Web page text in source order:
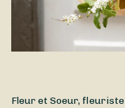
Fleur et Soeur,